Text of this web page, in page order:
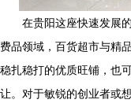
在贵阳这座快速发展
费品领域，百货超市与精
稳扎稳打的优质旺铺，也
让。对于敏锐的创业者或